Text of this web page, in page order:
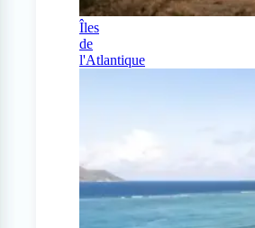
Îles
de
l'Atlantique